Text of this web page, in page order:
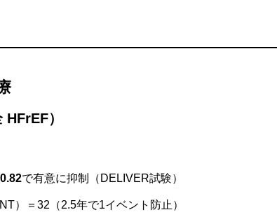
）
で有意に抑制（DELIVER試験）
）＝32（2.5年で1イベント防止）